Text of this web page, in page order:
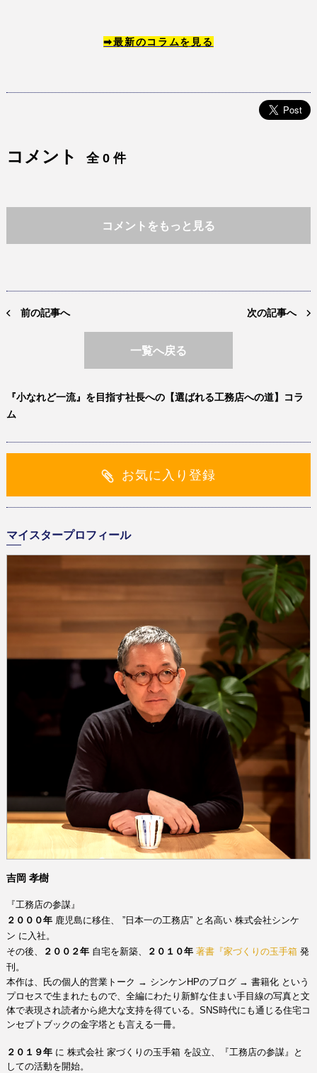
➡最新のコラムを見る
コメント 全 0 件
コメントをもっと見る
前の記事へ 次の記事へ
一覧へ戻る
『小なれど一流』を目指す社長への【選ばれる工務店への道】コラ
ム
お気に入り登録
マイスタープロフィール
吉岡 孝樹
『工務店の参謀』
２０００年 鹿児島に移住、 ”日本一の工務店” と名高い 株式会社シンケ
ン に入社。
その後、
２００２年 自宅を新築、 ２０１０年 著書『家づくりの玉手箱 発
刊。
本作は、氏の個人的営業トーク → シンケンHPのブログ → 書籍化 という
プロセスで生まれたもので、全編にわたり新鮮な住まい手目線の写真と文
体で表現され読者から絶大な支持を得ている。 SNS時代にも通じる住宅コ
ンセプトブックの金字塔とも言える一冊。
２０１９年 に 株式会社 家づくりの玉手箱 を設立、『工務店の参謀』と
しての活動を開始。